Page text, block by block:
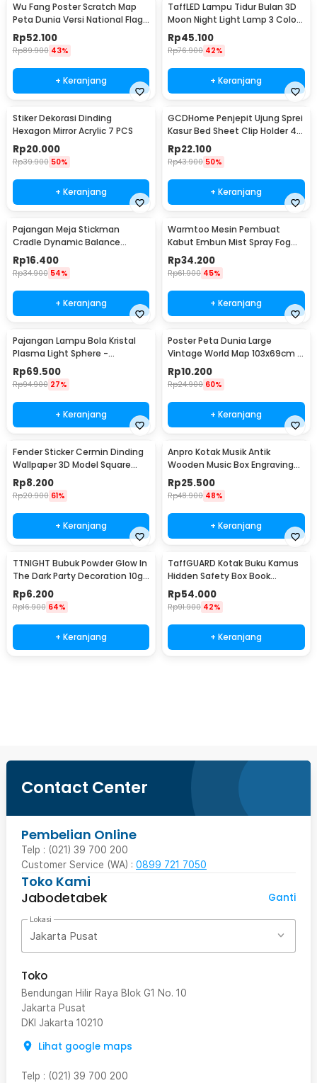
Wu Fang Poster Scratch Map
Peta Dunia Versi National Flag
- ZJP-M018
Rp52.100
Rp89.900 43%
+ Keranjang
TaffLED Lampu Tidur Bulan 3D
Moon Night Light Lamp 3 Color
8cm 1W 5V - LD002701
Rp45.100
Rp76.900 42%
+ Keranjang
Stiker Dekorasi Dinding
Hexagon Mirror Acrylic 7 PCS
Rp20.000
Rp39.900 50%
+ Keranjang
GCDHome Penjepit Ujung Sprei
Kasur Bed Sheet Clip Holder 4
PCS - FS-1809
Rp22.100
Rp43.900 50%
+ Keranjang
Pajangan Meja Stickman
Cradle Dynamic Balance
Instrument Ball Pendulum
Rp16.400
Rp34.900 54%
+ Keranjang
Warmtoo Mesin Pembuat
Kabut Embun Mist Spray Fog
Maker 12 LED 24V - WT01
Rp34.200
Rp61.900 45%
+ Keranjang
Pajangan Lampu Bola Kristal
Plasma Light Sphere -
ZC211700
Rp69.500
Rp94.900 27%
+ Keranjang
Poster Peta Dunia Large
Vintage World Map 103x69cm -
N401
Rp10.200
Rp24.900 60%
+ Keranjang
Fender Sticker Cermin Dinding
Wallpaper 3D Model Square
Mirror 9 PCS - Q353
Rp8.200
Rp20.900 61%
+ Keranjang
Anpro Kotak Musik Antik
Wooden Music Box Engraving
Harry Potter - ADQ0194
Rp25.500
Rp48.900 48%
+ Keranjang
TTNIGHT Bubuk Powder Glow In
The Dark Party Decoration 10g
- T01
Rp6.200
Rp16.900 64%
+ Keranjang
TaffGUARD Kotak Buku Kamus
Hidden Safety Box Book
Password Lock Size S - KB-10P
Rp54.000
Rp91.900 42%
+ Keranjang
Contact Center
Pembelian Online
Telp : (021) 39 700 200
Customer Service (WA) : 0899 721 7050
Toko Kami
Jabodetabek
Ganti
Lokasi
Jakarta Pusat
Toko
Bendungan Hilir Raya Blok G1 No. 10
Jakarta Pusat
DKI Jakarta 10210
Lihat google maps
Telp : (021) 39 700 200